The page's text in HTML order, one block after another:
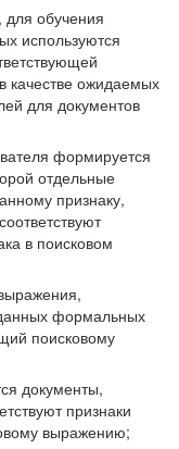
обучения
используются
качестве ожидаемых
для документов
формируется
отдельные
признаку,
в поисковом
формальных
поисковому
документы,
признаки
выражению;